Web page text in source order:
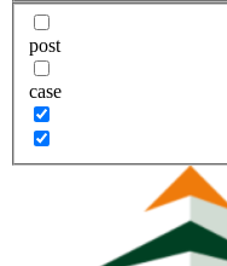
post
case